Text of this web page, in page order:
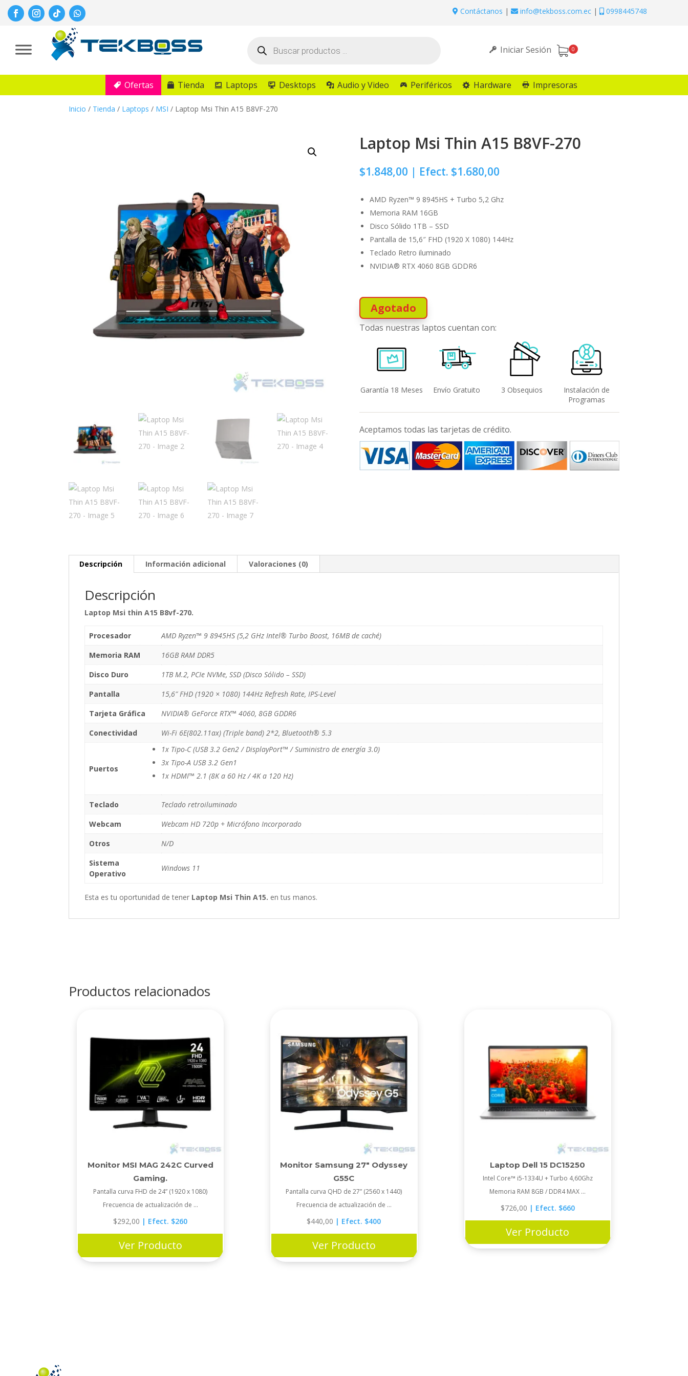
Contáctanos | info@tekboss.com.ec | 0998445748
productos Iniciar Sesión 0
Ofertas Tienda Laptops Desktops Audio y Video Periféricos Hardware Impresoras
Inicio / Tienda / Laptops / MSI / Laptop Msi Thin A15 B8VF-270
Laptop Msi Thin A15 B8VF-270
$1.848,00 | Efect. $1.680,00
AMD Ryzen™ 9 8945HS + Turbo 5,2 Ghz
Memoria RAM 16GB
Disco Sólido 1TB – SSD
Pantalla de 15,6″ FHD (1920 X 1080) 144Hz
Teclado Retro iluminado
NVIDIA® RTX 4060 8GB GDDR6
Agotado
Todas nuestras laptos cuentan con:
Garantía 18 Meses Envío Gratuito 3 Obsequios
Instalación de
Programas
Aceptamos todas las tarjetas de crédito.
Descripción Información adicional Valoraciones (0)
Descripción
Laptop Msi thin A15 B8vf-270.
Procesador
AMD Ryzen™ 9 8945HS (5,2 GHz Intel® Turbo Boost, 16MB de caché)
Memoria RAM
16GB RAM DDR5
Disco Duro
1TB M.2, PCIe NVMe, SSD (Disco Sólido – SSD)
Pantalla
15,6″ FHD (1920 × 1080) 144Hz Refresh Rate, IPS-Level
Tarjeta Gráfica
NVIDIA® GeForce RTX™ 4060, 8GB GDDR6
Conectividad
Wi-Fi 6E(802.11ax) (Triple band) 2*2, Bluetooth® 5.3
Puertos
1x Tipo-C (USB 3.2 Gen2 / DisplayPort™ / Suministro de energía 3.0)
3x Tipo-A USB 3.2 Gen1
1x HDMI™ 2.1 (8K a 60 Hz / 4K a 120 Hz)
Teclado
Teclado retroiluminado
Webcam
Webcam HD 720p + Micrófono Incorporado
Otros
N/D
Sistema
Operativo
Windows 11
Esta es tu oportunidad de tener Laptop Msi Thin A15. en tus manos.
Productos relacionados
Monitor MSI MAG 242C Curved
Gaming.
Pantalla curva FHD de 24” (1920 x 1080)
Frecuencia de actualización de ...
$292,00 | Efect. $260
Ver Producto
Monitor Samsung 27″ Odyssey
G55C
Pantalla curva QHD de 27” (2560 x 1440)
Frecuencia de actualización de ...
$440,00 | Efect. $400
Ver Producto
Laptop Dell 15 DC15250
Intel Core™ i5-1334U + Turbo 4,60Ghz
Memoria RAM 8GB / DDR4 MAX ...
$726,00 | Efect. $660
Ver Producto